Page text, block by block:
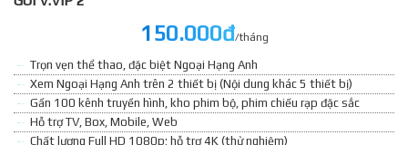
150.000đ/tháng
Trọn vẹn thể thao, đặc biệt Ngoại Hạng Anh
Xem Ngoại Hạng Anh trên 2 thiết bị (Nội dung khác 5 thiết bị)
Gần 100 kênh truyền hình, kho phim bộ, phim chiếu rạp đặc sắc
Hỗ trợ TV, Box, Mobile, Web
Chất lượng Full HD 1080p; hỗ trợ 4K (thử nghiệm)